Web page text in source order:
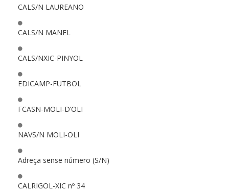
CALS/N LAUREANO
CALS/N MANEL
CALS/NXIC-PINYOL
EDICAMP-FUTBOL
FCASN-MOLI-D’OLI
NAVS/N MOLI-OLI
Adreça sense número (S/N)
CALRIGOL-XIC nº 34